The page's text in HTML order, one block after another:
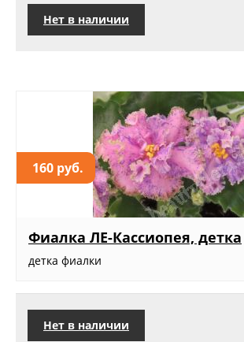
Нет в наличии
160 руб.
Фиалка ЛЕ-Кассиопея, детка
детка фиалки
Нет в наличии